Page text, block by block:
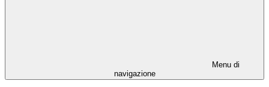
Menu di
navigazione